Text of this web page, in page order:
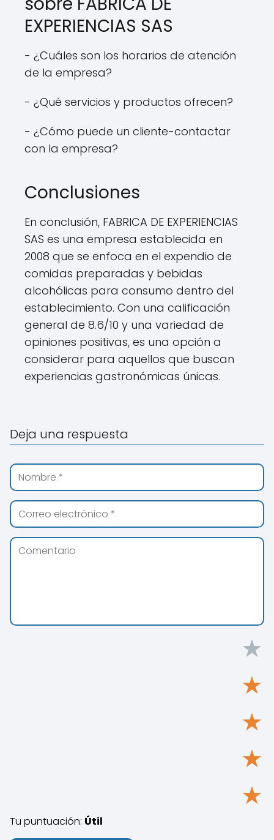
EXPERIENCIAS SAS
- ¿Cuáles son los horarios de atención
de la empresa?
- ¿Qué servicios y productos ofrecen?
- ¿Cómo puede un cliente-contactar
con la empresa?
Conclusiones
En conclusión, FABRICA DE EXPERIENCIAS
SAS es una empresa establecida en
2008 que se enfoca en el expendio de
comidas preparadas y bebidas
alcohólicas para consumo dentro del
establecimiento. Con una calificación
general de 8.6/10 y una variedad de
opiniones positivas, es una opción a
considerar para aquellos que buscan
experiencias gastronómicas únicas.
Deja una respuesta
★
★
★
★
★
Tu puntuación: Útil